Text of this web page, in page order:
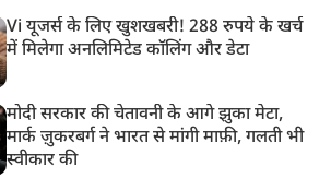
Vi यूजर्स के लिए खुशखबरी! 288 रुपये के खर्च
में मिलेगा अनलिमिटेड कॉलिंग और डेटा
मोदी सरकार की चेतावनी के आगे झुका मेटा,
मार्क ज़ुकरबर्ग ने भारत से मांगी माफ़ी, गलती भी
स्वीकार की